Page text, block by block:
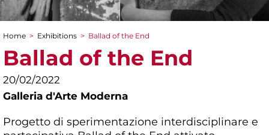
You are here
Home > Exhibitions > Ballad of the End
Ballad of the End
20/02/2022
Galleria d'Arte Moderna
Progetto di sperimentazione interdisciplinare e